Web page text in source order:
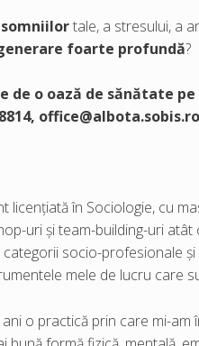
tale, a stresului, a
foarte profundă?
de o oază de sănătate
office@albota.sobis.ro
licențiată în Sociologie, cu
uri și team-building-uri
socio-profesionale
mele de lucru care
o practică prin care mi-